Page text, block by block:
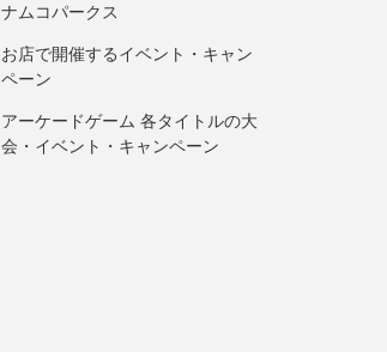
ナムコパークス
お店で開催するイベント・キャン
ペーン
アーケードゲーム 各タイトルの大
会・イベント・キャンペーン